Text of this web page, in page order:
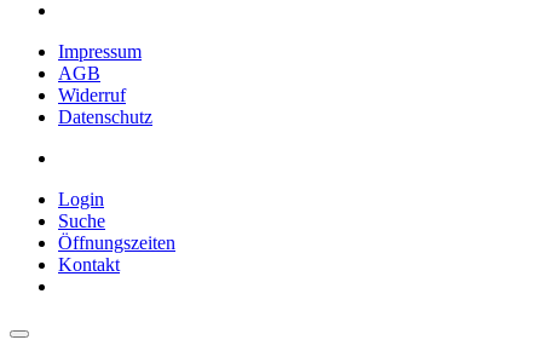
Impressum
AGB
Widerruf
Datenschutz
Login
Suche
Öffnungszeiten
Kontakt